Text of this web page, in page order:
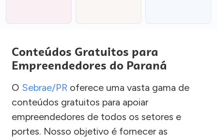
Conteúdos Gratuitos para
Empreendedores do Paraná
O Sebrae/PR oferece uma vasta gama de
conteúdos gratuitos para apoiar
empreendedores de todos os setores e
portes. Nosso objetivo é fornecer as